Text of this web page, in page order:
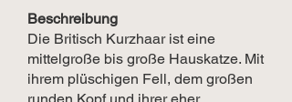
Beschreibung
Die Britisch Kurzhaar ist eine
mittelgroße bis große Hauskatze. Mit
ihrem plüschigen Fell, dem großen